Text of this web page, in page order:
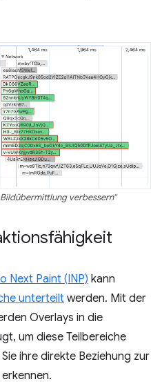
verbessern“
Next Paint (INP) kann
unterteilt werden. Mit der
Overlays in die
um diese Teilbereiche
ihre direkte Beziehung zur